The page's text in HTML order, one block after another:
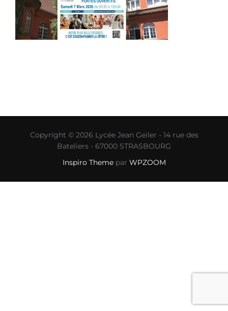
Copyright © 2026 Lycée Jean Geiler - 14 rue des
Bateliers - 67000 STRASBOURG
Inspiro Themepar WPZOOM